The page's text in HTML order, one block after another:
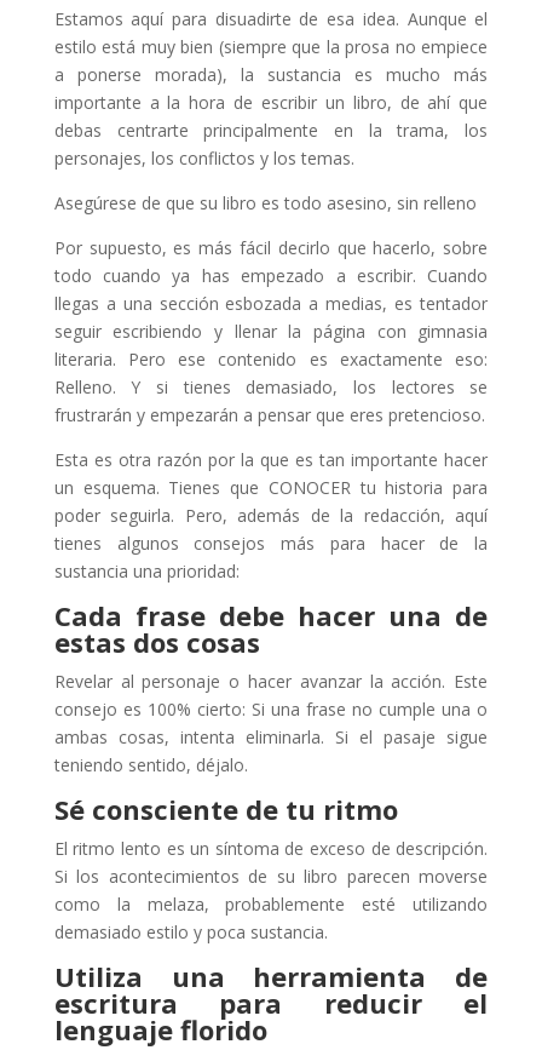
Estamos aquí para disuadirte de esa idea. Aunque el
estilo está muy bien (siempre que la prosa no empiece
a ponerse morada), la sustancia es mucho más
importante a la hora de escribir un libro, de ahí que
debas centrarte principalmente en la trama, los
personajes, los conflictos y los temas.
Asegúrese de que su libro es todo asesino, sin relleno
Por supuesto, es más fácil decirlo que hacerlo, sobre
todo cuando ya has empezado a escribir. Cuando
llegas a una sección esbozada a medias, es tentador
seguir escribiendo y llenar la página con gimnasia
literaria. Pero ese contenido es exactamente eso:
Relleno. Y si tienes demasiado, los lectores se
frustrarán y empezarán a pensar que eres pretencioso.
Esta es otra razón por la que es tan importante hacer
un esquema. Tienes que CONOCER tu historia para
poder seguirla. Pero, además de la redacción, aquí
tienes algunos consejos más para hacer de la
sustancia una prioridad:
Cada frase debe hacer una de
estas dos cosas
Revelar al personaje o hacer avanzar la acción. Este
consejo es 100% cierto: Si una frase no cumple una o
ambas cosas, intenta eliminarla. Si el pasaje sigue
teniendo sentido, déjalo.
Sé consciente de tu ritmo
El ritmo lento es un síntoma de exceso de descripción.
Si los acontecimientos de su libro parecen moverse
como la melaza, probablemente esté utilizando
demasiado estilo y poca sustancia.
Utiliza una herramienta de
escritura para reducir el
lenguaje florido